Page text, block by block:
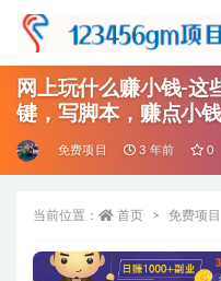
网上玩什么赚小钱-这
键，写脚本，赚点小钱
免费项目 3 年前 0
当前位置： 首页 免费项目